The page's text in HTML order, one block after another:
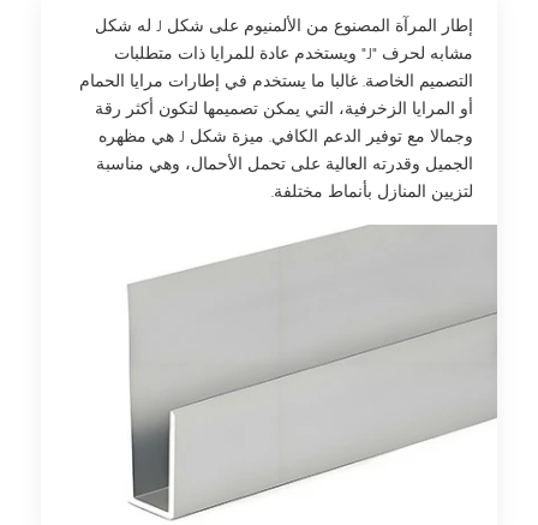
إطار المرآة المصنوع من الألمنيوم على شكل J له شكل
مشابه لحرف "J" ويستخدم عادة للمرايا ذات متطلبات
التصميم الخاصة. غالبا ما يستخدم في إطارات مرايا الحمام
أو المرايا الزخرفية، التي يمكن تصميمها لتكون أكثر رقة
وجمالا مع توفير الدعم الكافي. ميزة شكل J هي مظهره
الجميل وقدرته العالية على تحمل الأحمال، وهي مناسبة
لتزيين المنازل بأنماط مختلفة.